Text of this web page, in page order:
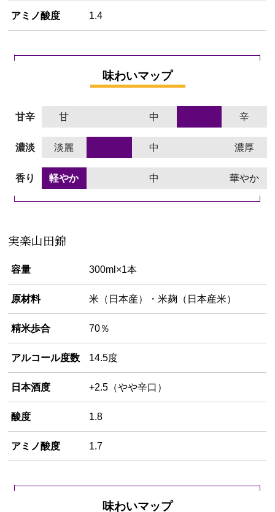
アミノ酸度 1.4
味わいマップ
甘辛 甘 中 辛
濃淡 淡麗 中 濃厚
香り 軽やか 中 華やか
実楽山田錦
容量 300ml×1本
原材料 米（日本産）・米麹（日本産米）
精米歩合 70％
アルコール度数 14.5度
日本酒度 +2.5（やや辛口）
酸度 1.8
アミノ酸度 1.7
味わいマップ